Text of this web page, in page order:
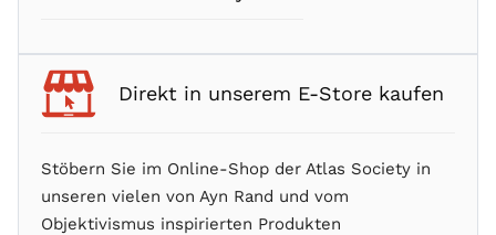
Direkt in unserem E-Store kaufen
Stöbern Sie im Online-Shop der Atlas Society in
unseren vielen von Ayn Rand und vom
Objektivismus inspirierten Produkten